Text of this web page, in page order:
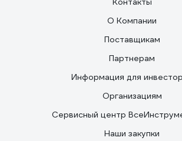
О Компании
Поставщикам
Партнерам
Информация для
Организациям
Сервисный центр
Наши закупки